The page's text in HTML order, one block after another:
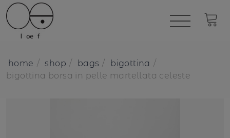
home shop bags
bigottina
bigottina borsa in pelle martellata celeste